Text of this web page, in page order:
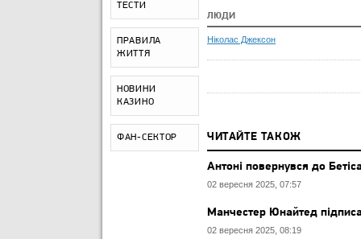
ТЕСТИ
ПРАВИЛА
ЖИТТЯ
НОВИНИ
КАЗИНО
ФАН-СЕКТОР
ЛЮДИ
Ніколас Джексон
ЧИТАЙТЕ ТАКОЖ
Антоні повернувся до
02 вересня 2025, 07:57
Манчестер Юнайтед
02 вересня 2025, 08:19